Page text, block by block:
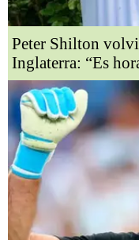
Peter Shilton
Inglaterra: “Es